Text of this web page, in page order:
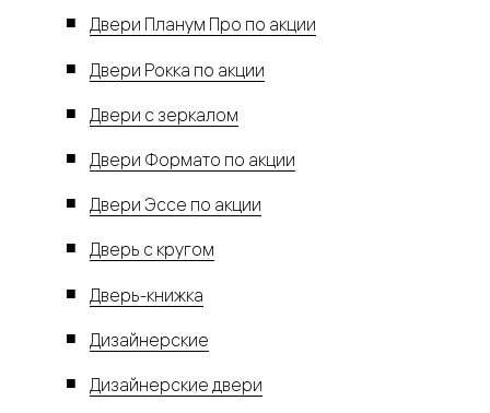
Двери Планум Про по акции
Двери Рокка по акции
Двери с зеркалом
Двери Формато по акции
Двери Эссе по акции
Дверь с кругом
Дверь-книжка
Дизайнерские
Дизайнерские двери